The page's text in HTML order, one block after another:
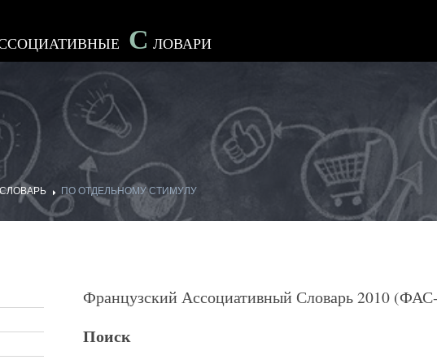
С Ловари
ПО ОТДЕЛЬНОМУ СТИМУЛУ
Французский Ассоциативный Словарь 2010
Поиск